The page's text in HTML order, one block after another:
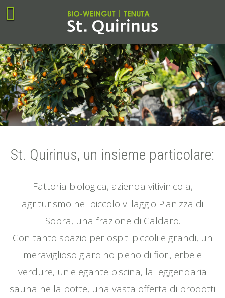
St. Quirinus, un insieme particolare:
Fattoria biologica, azienda vitivinicola,
agriturismo nel piccolo villaggio Pianizza di
Sopra, una frazione di Caldaro.
Con tanto spazio per ospiti piccoli e grandi, un
meraviglioso giardino pieno di fiori, erbe e
verdure, un'elegante piscina, la leggendaria
sauna nella botte, una vasta offerta di prodotti